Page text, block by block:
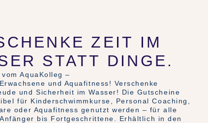
ZEIT IM
STATT DINGE.
AquaKolleg –
und Aquafitness! Verschenke
und Sicherheit im Wasser! Die Gutscheine
für Kinderschwimmkurse, Personal Coaching,
oder Aquafitness genutzt werden – für alle
bis Fortgeschrittene. Erhältlich in den